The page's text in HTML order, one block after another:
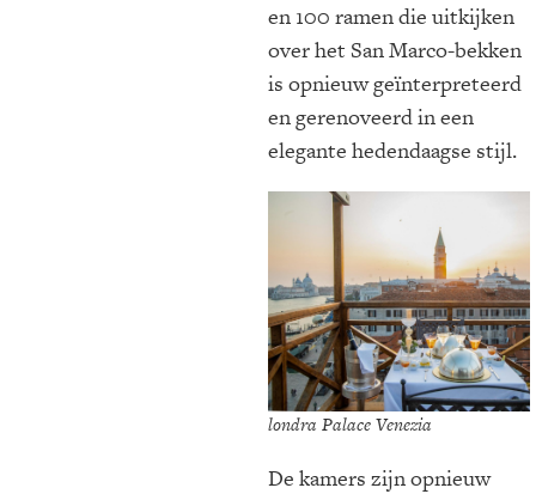
en 100 ramen die uitkijken
over het San Marco-bekken
is opnieuw geïnterpreteerd
en gerenoveerd in een
elegante hedendaagse stijl.
londra Palace Venezia
De kamers zijn opnieuw